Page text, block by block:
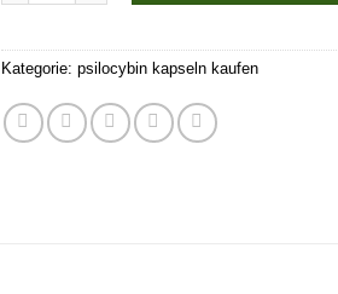
Kategorie: psilocybin kapseln kaufen